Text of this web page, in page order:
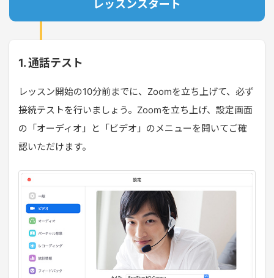
レッスンスタート
1. 通話テスト
レッスン開始の10分前までに、Zoomを立ち上げて、必ず
接続テストを行いましょう。Zoomを立ち上げ、設定画面
の「オーディオ」と「ビデオ」のメニューを開いてご確
認いただけます。